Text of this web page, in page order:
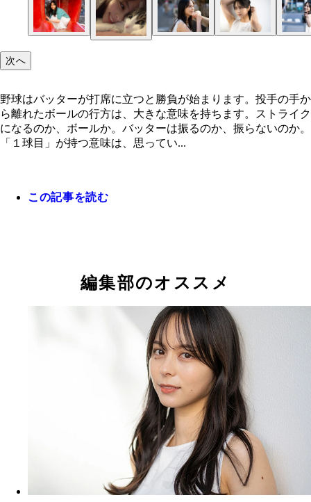
レちゃんではなくラミちゃん、でしたね。
次へ
野球はバッターが打席に立つと勝負が始まります。投手の手か
ら離れたボールの行方は、大きな意味を持ちます。ストライク
になるのか、ボールか。バッターは振るのか、振らないのか。
「１球目」が持つ意味は、思ってい...
この記事を読む
編集部のオススメ